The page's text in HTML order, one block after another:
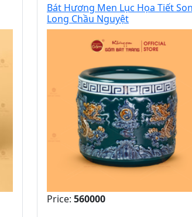
Bát Hương Men Lục Họa Tiết
Long Chầu Nguyệt
Price: 560000